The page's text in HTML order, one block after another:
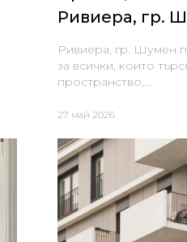
Ривиера, гр.
паркомясто
Ривиера, гр. Шумен
за всички, които
пространство,…
27 май 2026